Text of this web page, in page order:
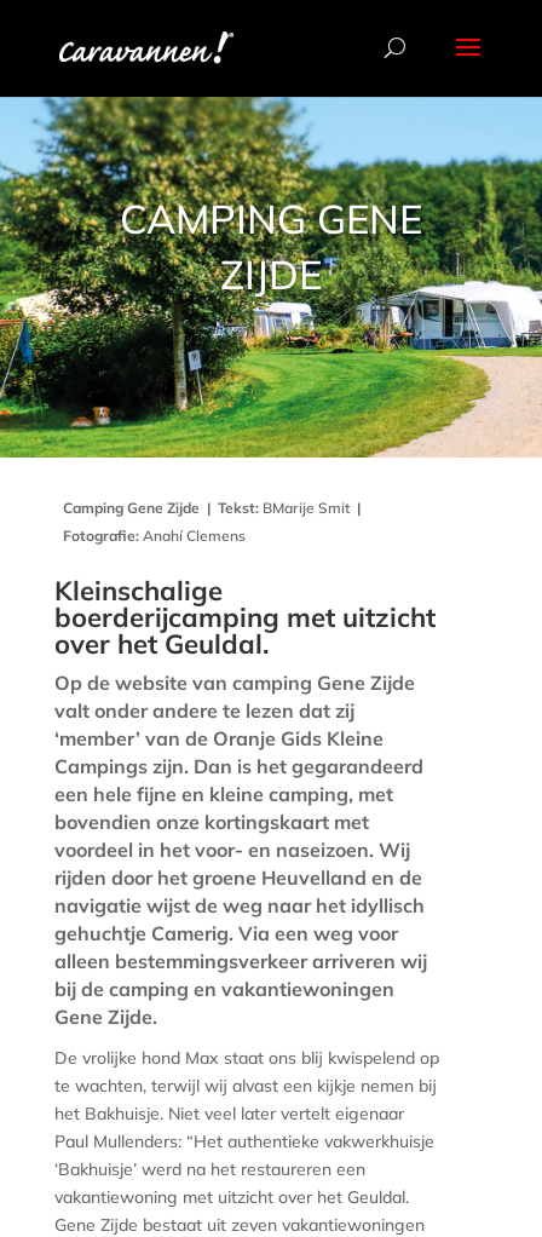
CAMPING GENE
ZIJDE
Camping Gene Zijde | Tekst:BMarije Smit|
Fotografie: Anahí Clemens
Kleinschalige
boerderijcamping met uitzicht
over het Geuldal.
Op de website van camping Gene Zijde
valt onder andere te lezen dat zij
‘member’ van de Oranje Gids Kleine
Campings zijn. Dan is het gegarandeerd
een hele fijne en kleine camping, met
bovendien onze kortingskaart met
voordeel in het voor- en naseizoen. Wij
rijden door het groene Heuvelland en de
navigatie wijst de weg naar het idyllisch
gehuchtje Camerig. Via een weg voor
alleen bestemmingsverkeer arriveren wij
bij de camping en vakantiewoningen
Gene Zijde.
De vrolijke hond Max staat ons blij kwispelend op
te wachten, terwijl wij alvast een kijkje nemen bij
het Bakhuisje. Niet veel later vertelt eigenaar
Paul Mullenders: “Het authentieke vakwerkhuisje
‘Bakhuisje’ werd na het restaureren een
vakantiewoning met uitzicht over het Geuldal.
Gene Zijde bestaat uit zeven vakantiewoningen